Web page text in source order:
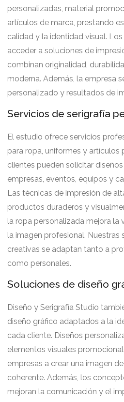
personalizadas, material
artículos de marca, prestando
calidad y la identidad visual.
acceder a soluciones de
combinan originalidad,
moderna. Además, la empresa
personalizado y resultados de
Servicios de serigrafía
El estudio ofrece servicios
para ropa, uniformes y artículos
clientes pueden solicitar
empresas, eventos, equipos y
Las técnicas de impresión de
productos duraderos y
la ropa personalizada mejora la
la imagen profesional. Nuestras
creativas se adaptan tanto a
como personales.
Soluciones de diseño
Diseño y Serigrafía Studio
diseño gráfico adaptados a la
cada cliente. Diseños
elementos visuales
empresas a crear una imagen
coherente. Además, los
mejoran la comunicación y el